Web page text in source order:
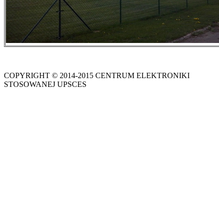
COPYRIGHT © 2014-2015 CENTRUM ELEKTRONIKI
STOSOWANEJ UPSCES